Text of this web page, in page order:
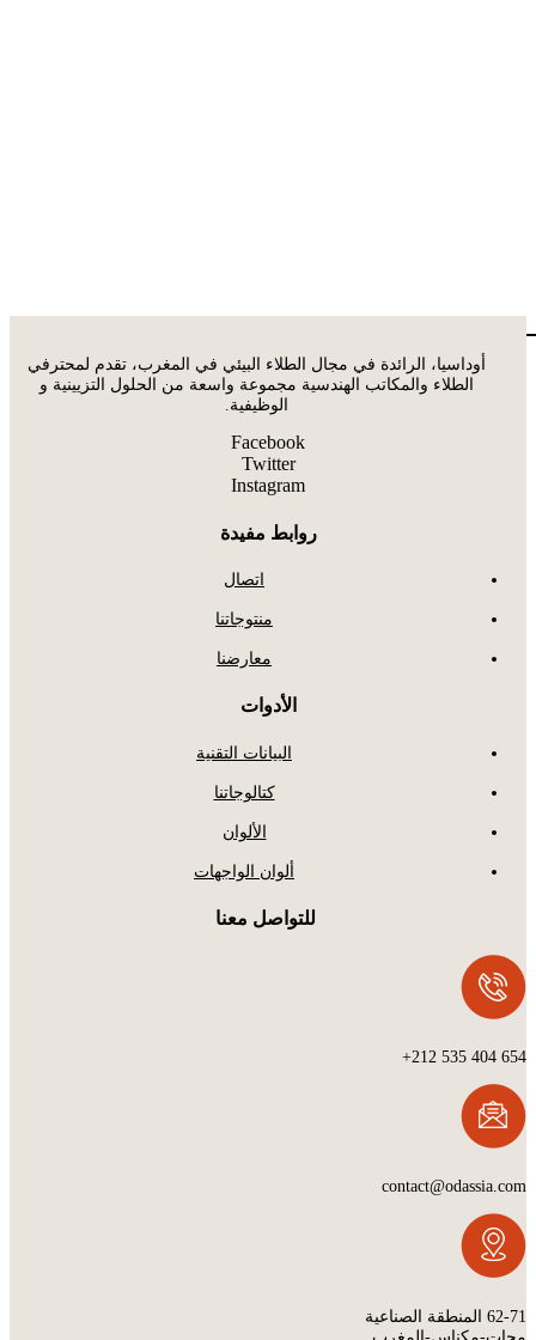
أوداسيا، الرائدة في مجال الطلاء البيئي في المغرب، تقدم لمحترفي
الطلاء والمكاتب الهندسية مجموعة واسعة من الحلول التزيينية و
الوظيفية.
Facebook
Twitter
Instagram
روابط مفيدة
اتصال
منتوجاتنا
معارضنا
الأدوات
البيانات التقنية
كتالوجاتنا
الألوان
ألوان الواجهات
للتواصل معنا
654 404 535 212+
contact@odassia.com
62-71 المنطقة الصناعية